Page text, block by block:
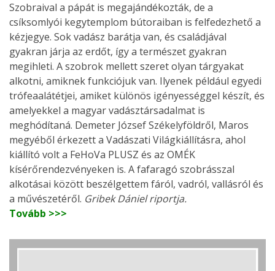
Szobraival a pápát is megajándékozták, de a
csíksomlyói kegytemplom bútoraiban is felfedezhető a
kézjegye. Sok vadász barátja van, és családjával
gyakran járja az erdőt, így a természet gyakran
megihleti. A szobrok mellett szeret olyan tárgyakat
alkotni, amiknek funkciójuk van. Ilyenek például egyedi
trófeaalátétjei, amiket különös igényességgel készít, és
amelyekkel a magyar vadásztársadalmat is
meghódítaná. Demeter József Székelyföldről, Maros
megyéből érkezett a Vadászati Világkiállításra, ahol
kiállító volt a FeHoVa PLUSZ és az OMÉK
kísérőrendezvényeken is. A fafaragó szobrásszal
alkotásai között beszélgettem fáról, vadról, vallásról és
a művészetéről. Gribek Dániel riportja.
Tovább >>>